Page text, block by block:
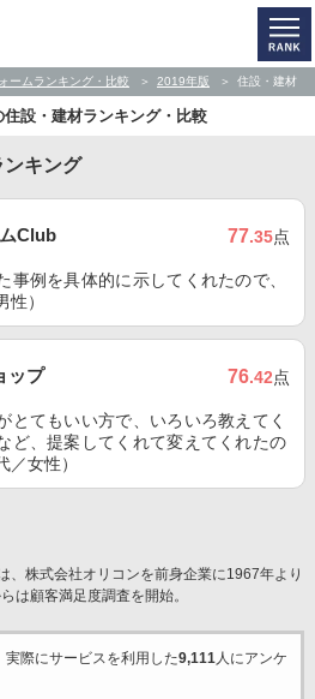
ームランキング・比較 2019年版 住設・建材
住設・建材ランキング・比較
ンキング
Club 77.35点
事例を具体的に示してくれたので、
）
ップ 76.42点
とてもいい方で、いろいろ教えてく
ど、提案してくれて変えてくれたの
女性）
、株式会社オリコンを前身企業に1967年より
は顧客満足度調査を開始。
際にサービスを利用した9,111人にアンケ